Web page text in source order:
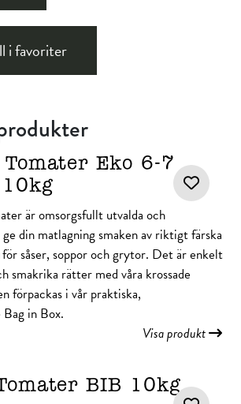
i favoriter
Tomater Eko 6-7
är omsorgsfullt utvalda och
din matlagning smaken av riktigt färska
såser, soppor och grytor. Det är enkelt
smakrika rätter med våra krossade
förpackas i vår praktiska,
Bag in Box.
Visa produkt
BIB 10kg